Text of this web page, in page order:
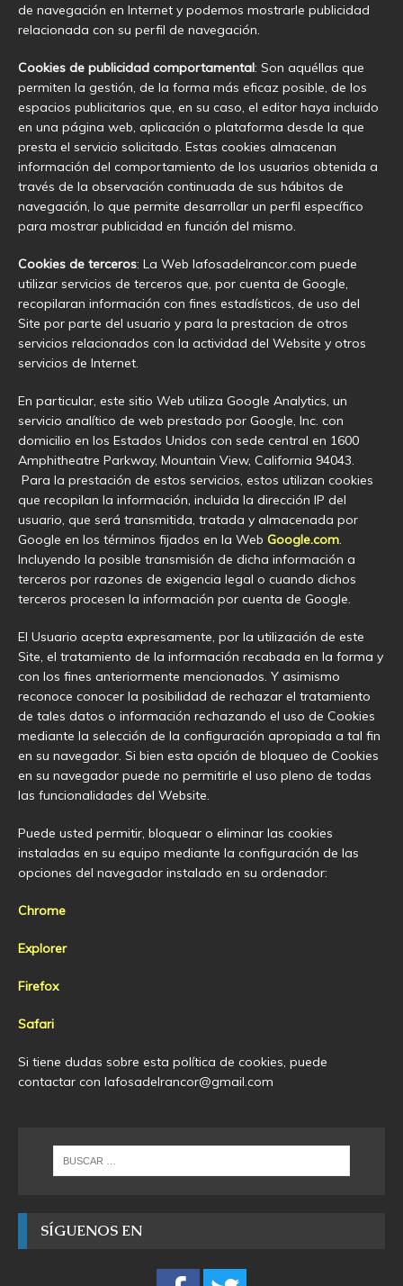
de navegación en Internet y podemos mostrarle publicidad
relacionada con su perfil de navegación.
Cookies de publicidad comportamental: Son aquéllas que
permiten la gestión, de la forma más eficaz posible, de los
espacios publicitarios que, en su caso, el editor haya incluido
en una página web, aplicación o plataforma desde la que
presta el servicio solicitado. Estas cookies almacenan
información del comportamiento de los usuarios obtenida a
través de la observación continuada de sus hábitos de
navegación, lo que permite desarrollar un perfil específico
para mostrar publicidad en función del mismo.
Cookies de terceros: La Web lafosadelrancor.com puede
utilizar servicios de terceros que, por cuenta de Google,
recopilaran información con fines estadísticos, de uso del
Site por parte del usuario y para la prestacion de otros
servicios relacionados con la actividad del Website y otros
servicios de Internet.
En particular, este sitio Web utiliza Google Analytics, un
servicio analítico de web prestado por Google, Inc. con
domicilio en los Estados Unidos con sede central en 1600
Amphitheatre Parkway, Mountain View, California 94043.
Para la prestación de estos servicios, estos utilizan cookies
que recopilan la información, incluida la dirección IP del
usuario, que será transmitida, tratada y almacenada por
Google en los términos fijados en la Web Google.com.
Incluyendo la posible transmisión de dicha información a
terceros por razones de exigencia legal o cuando dichos
terceros procesen la información por cuenta de Google.
El Usuario acepta expresamente, por la utilización de este
Site, el tratamiento de la información recabada en la forma y
con los fines anteriormente mencionados. Y asimismo
reconoce conocer la posibilidad de rechazar el tratamiento
de tales datos o información rechazando el uso de Cookies
mediante la selección de la configuración apropiada a tal fin
en su navegador. Si bien esta opción de bloqueo de Cookies
en su navegador puede no permitirle el uso pleno de todas
las funcionalidades del Website.
Puede usted permitir, bloquear o eliminar las cookies
instaladas en su equipo mediante la configuración de las
opciones del navegador instalado en su ordenador:
Chrome
Explorer
Firefox
Safari
Si tiene dudas sobre esta política de cookies, puede
contactar con lafosadelrancor@gmail.com
SÍGUENOS EN